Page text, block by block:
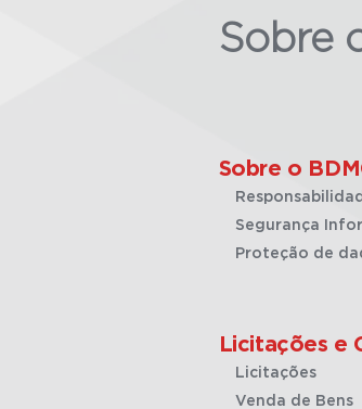
Sobre
Sobre o
Segurança
Proteção de
Licitações e
Licitações
Venda de Bens